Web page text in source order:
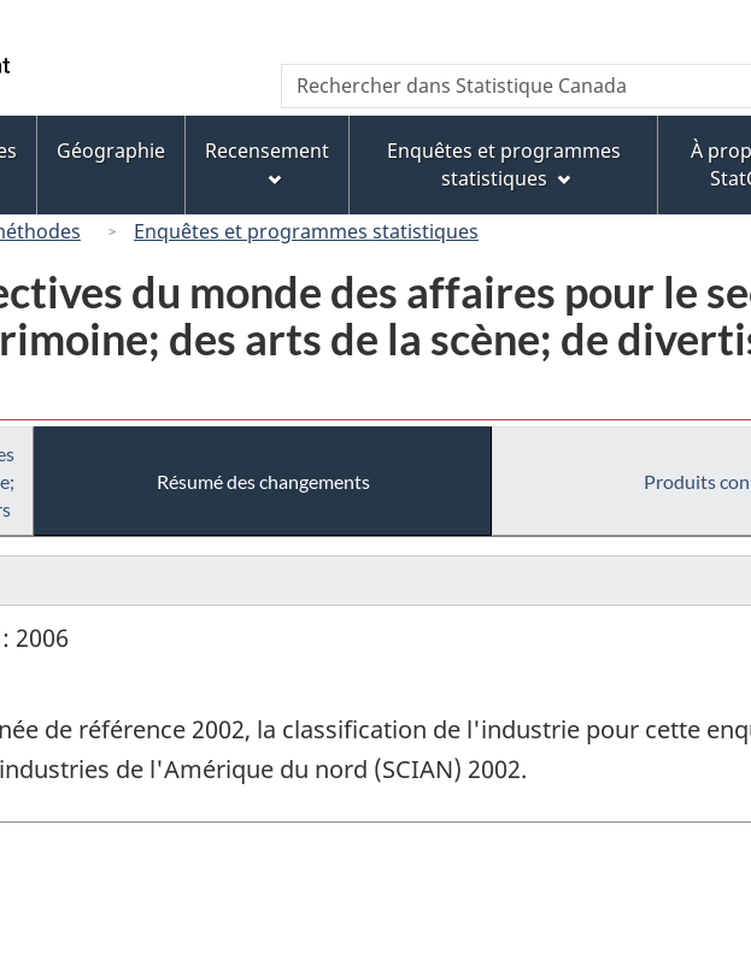
au
contenu
principal
« À
propos
de
ce
version
HTML
simplifiée
Canada
Recherche
Rechercher
dans
Canada
Géographie Recensement
Enquêtes et programmes
statistiques
À
Enquêtes et programmes statistiques
du monde des affaires pour le
des arts de la scène; de
Résumé des changements Produits
2006
de référence 2002, la classification de l'industrie pour cette
de l'Amérique du nord (SCIAN) 2002.